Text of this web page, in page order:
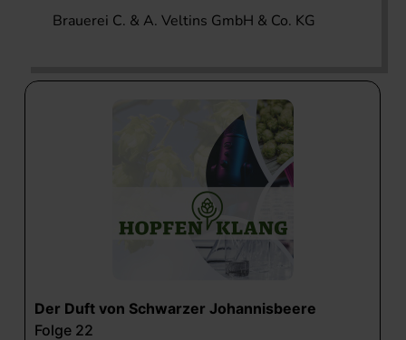
Brauerei C. & A. Veltins GmbH & Co. KG